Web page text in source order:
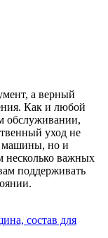
а верный
Как и любой
обслуживании,
уход не
машины, но и
несколько важных
поддерживать